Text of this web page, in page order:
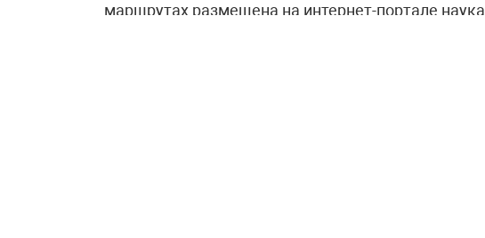
маршрутах размещена на интернет-портале